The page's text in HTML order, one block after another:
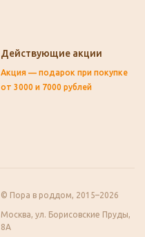
Действующие акции
Акция — подарок при покупке
от 3000 и 7000 рублей
© Пора в роддом, 2015–2026
Москва, ул. Борисовские Пруды,
8А